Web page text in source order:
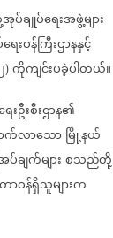
ချုပ်ရေးအဖွဲ့များ
းဝန်ကြီးဌာနနှင့်
) ကိုကျင်းပခဲ့ပါတယ်။
ဦးစီးဌာန၏
လာသောမြို့နယ်
ချက်များစသည်တို့
ဝန်ရှိသူများက